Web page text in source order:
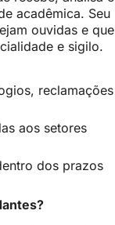
acadêmica. Seu
ouvidas e que
e sigilo.
reclamações
aos setores
dos prazos